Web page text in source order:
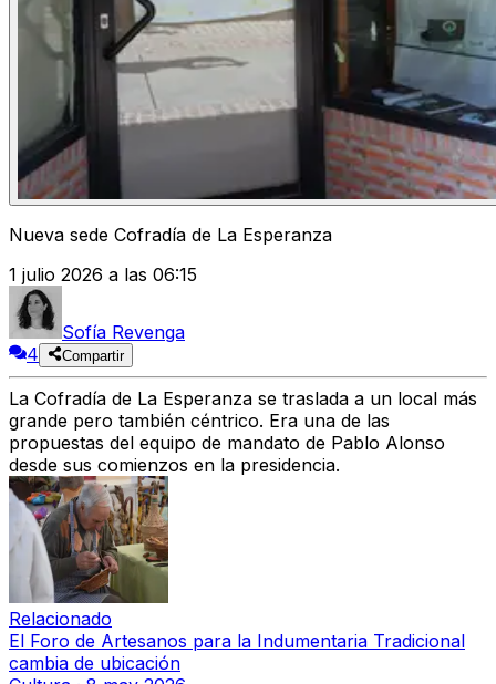
Nueva sede Cofradía de La Esperanza
1 julio 2026 a las 06:15
Sofía Revenga
4
Compartir
La Cofradía de La Esperanza se traslada a un local más
grande pero también céntrico. Era una de las
propuestas del equipo de mandato de Pablo Alonso
desde sus comienzos en la presidencia.
Relacionado
El Foro de Artesanos para la Indumentaria Tradicional
cambia de ubicación